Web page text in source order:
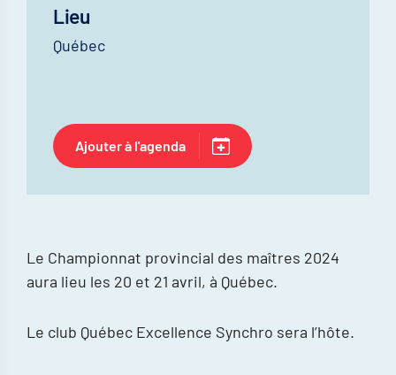
Le Championnat provincial des maîtres 2024
aura lieu les 20 et 21 avril, à Québec.
Le club Québec Excellence Synchro sera l’hôte.
Lieu
Québec
Ajouter à l'agenda